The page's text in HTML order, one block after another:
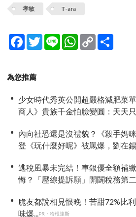
孝敏 T-ara
Facebook
TwitterLine WhatsApp
Copy
Link
為您推薦
少女時代秀英公開超嚴格減肥菜
商人》貴族千金怕臉變圓：天天
內向社恐還是沒禮貌？《殺手媽
登《玩什麼好呢》被罵爆，劉在
逃稅風暴未完結！車銀優全額補
悔？「壓線提訴願」開闢稅務第
脆友都說相見恨晚！苦甜72%比
味爆...PR・哈根達斯